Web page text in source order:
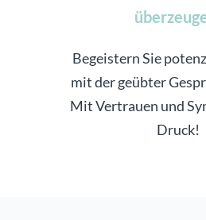
Begeistern Sie
mit der geübter
Mit Vertrauen und
Druck!